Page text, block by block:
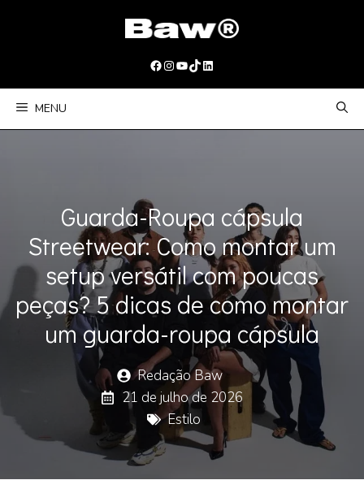
Facebook
Instagram
Youtube
TikTokLinkedIn
MENU
Guarda-Roupa cápsula
Streetwear: Como montar um
setup versátil com poucas
peças? 5 dicas de como montar
um guarda-roupa cápsula
Redação Baw
21 de julho de 2026
Estilo